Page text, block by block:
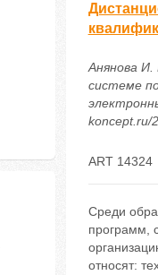
Анянова И.
системе
koncept.ru/
ART 14324
Среди
программ,
относят: